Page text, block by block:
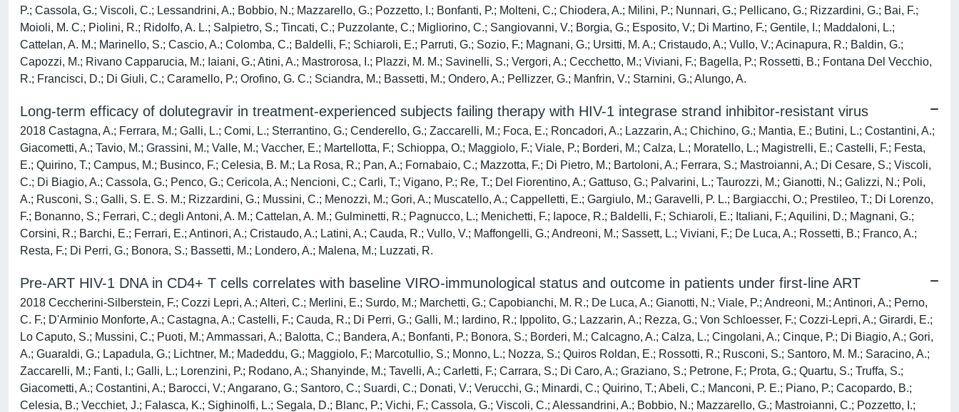
P.; Cassola, G.; Viscoli, C.; Lessandrini, A.; Bobbio, N.; Mazzarello, G.; Pozzetto, I.; Bonfanti, P.; Molteni, C.; Chiodera, A.; Milini, P.; Nunnari, G.; Pellicano, G.; Rizzardini, G.; Bai, F.;
Moioli, M. C.; Piolini, R.; Ridolfo, A. L.; Salpietro, S.; Tincati, C.; Puzzolante, C.; Migliorino, C.; Sangiovanni, V.; Borgia, G.; Esposito, V.; Di Martino, F.; Gentile, I.; Maddaloni, L.;
Cattelan, A. M.; Marinello, S.; Cascio, A.; Colomba, C.; Baldelli, F.; Schiaroli, E.; Parruti, G.; Sozio, F.; Magnani, G.; Ursitti, M. A.; Cristaudo, A.; Vullo, V.; Acinapura, R.; Baldin, G.;
Capozzi, M.; Rivano Capparucia, M.; Iaiani, G.; Atini, A.; Mastrorosa, I.; Plazzi, M. M.; Savinelli, S.; Vergori, A.; Cecchetto, M.; Viviani, F.; Bagella, P.; Rossetti, B.; Fontana Del Vecchio,
R.; Francisci, D.; Di Giuli, C.; Caramello, P.; Orofino, G. C.; Sciandra, M.; Bassetti, M.; Ondero, A.; Pellizzer, G.; Manfrin, V.; Starnini, G.; Alungo, A.
Long-term efficacy of dolutegravir in treatment-experienced subjects failing therapy with HIV-1 integrase strand inhibitor-resistant virus
2018 Castagna, A.; Ferrara, M.; Galli, L.; Comi, L.; Sterrantino, G.; Cenderello, G.; Zaccarelli, M.; Foca, E.; Roncadori, A.; Lazzarin, A.; Chichino, G.; Mantia, E.; Butini, L.; Costantini, A.;
Giacometti, A.; Tavio, M.; Grassini, M.; Valle, M.; Vaccher, E.; Martellotta, F.; Schioppa, O.; Maggiolo, F.; Viale, P.; Borderi, M.; Calza, L.; Moratello, L.; Magistrelli, E.; Castelli, F.; Festa,
E.; Quirino, T.; Campus, M.; Businco, F.; Celesia, B. M.; La Rosa, R.; Pan, A.; Fornabaio, C.; Mazzotta, F.; Di Pietro, M.; Bartoloni, A.; Ferrara, S.; Mastroianni, A.; Di Cesare, S.; Viscoli,
C.; Di Biagio, A.; Cassola, G.; Penco, G.; Cericola, A.; Nencioni, C.; Carli, T.; Vigano, P.; Re, T.; Del Fiorentino, A.; Gattuso, G.; Palvarini, L.; Taurozzi, M.; Gianotti, N.; Galizzi, N.; Poli,
A.; Rusconi, S.; Galli, S. E. S. M.; Rizzardini, G.; Mussini, C.; Menozzi, M.; Gori, A.; Muscatello, A.; Cappelletti, E.; Gargiulo, M.; Garavelli, P. L.; Bargiacchi, O.; Prestileo, T.; Di Lorenzo,
F.; Bonanno, S.; Ferrari, C.; degli Antoni, A. M.; Cattelan, A. M.; Gulminetti, R.; Pagnucco, L.; Menichetti, F.; Iapoce, R.; Baldelli, F.; Schiaroli, E.; Italiani, F.; Aquilini, D.; Magnani, G.;
Corsini, R.; Barchi, E.; Ferrari, E.; Antinori, A.; Cristaudo, A.; Latini, A.; Cauda, R.; Vullo, V.; Maffongelli, G.; Andreoni, M.; Sassett, L.; Viviani, F.; De Luca, A.; Rossetti, B.; Franco, A.;
Resta, F.; Di Perri, G.; Bonora, S.; Bassetti, M.; Londero, A.; Malena, M.; Luzzati, R.
Pre-ART HIV-1 DNA in CD4+ T cells correlates with baseline VIRO-immunological status and outcome in patients under first-line ART
2018 Ceccherini-Silberstein, F.; Cozzi Lepri, A.; Alteri, C.; Merlini, E.; Surdo, M.; Marchetti, G.; Capobianchi, M. R.; De Luca, A.; Gianotti, N.; Viale, P.; Andreoni, M.; Antinori, A.; Perno,
C. F.; D'Arminio Monforte, A.; Castagna, A.; Castelli, F.; Cauda, R.; Di Perri, G.; Galli, M.; Iardino, R.; Ippolito, G.; Lazzarin, A.; Rezza, G.; Von Schloesser, F.; Cozzi-Lepri, A.; Girardi, E.;
Lo Caputo, S.; Mussini, C.; Puoti, M.; Ammassari, A.; Balotta, C.; Bandera, A.; Bonfanti, P.; Bonora, S.; Borderi, M.; Calcagno, A.; Calza, L.; Cingolani, A.; Cinque, P.; Di Biagio, A.; Gori,
A.; Guaraldi, G.; Lapadula, G.; Lichtner, M.; Madeddu, G.; Maggiolo, F.; Marcotullio, S.; Monno, L.; Nozza, S.; Quiros Roldan, E.; Rossotti, R.; Rusconi, S.; Santoro, M. M.; Saracino, A.;
Zaccarelli, M.; Fanti, I.; Galli, L.; Lorenzini, P.; Rodano, A.; Shanyinde, M.; Tavelli, A.; Carletti, F.; Carrara, S.; Di Caro, A.; Graziano, S.; Petrone, F.; Prota, G.; Quartu, S.; Truffa, S.;
Giacometti, A.; Costantini, A.; Barocci, V.; Angarano, G.; Santoro, C.; Suardi, C.; Donati, V.; Verucchi, G.; Minardi, C.; Quirino, T.; Abeli, C.; Manconi, P. E.; Piano, P.; Cacopardo, B.;
Celesia, B.; Vecchiet, J.; Falasca, K.; Sighinolfi, L.; Segala, D.; Blanc, P.; Vichi, F.; Cassola, G.; Viscoli, C.; Alessandrini, A.; Bobbio, N.; Mazzarello, G.; Mastroianni, C.; Pozzetto, I.;